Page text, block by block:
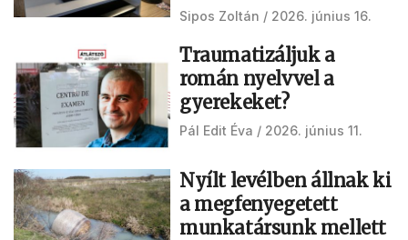
Sipos Zoltán 2026. június 16.
Traumatizáljuk a
román nyelvvel a
gyerekeket?
Pál Edit Éva 2026. június 11.
Nyílt levélben állnak ki
a megfenyegetett
munkatársunk mellett